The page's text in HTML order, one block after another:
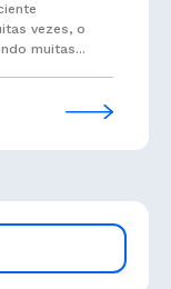
vezes, o
muitas...